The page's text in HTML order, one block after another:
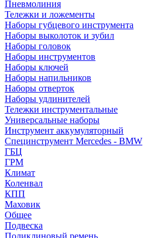
Пневмолиния
Тележки и ложементы
Наборы губцевого инструмента
Наборы выколоток и зубил
Наборы головок
Наборы инструментов
Наборы ключей
Наборы напильников
Наборы отверток
Наборы удлинителей
Тележки инструментальные
Универсальные наборы
Инструмент аккумуляторный
Специнструмент Mercedes - BMW
ГБЦ
ГРМ
Климат
Коленвал
КПП
Маховик
Общее
Подвеска
Поликлиновый ремень